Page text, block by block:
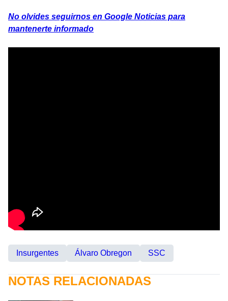
No olvides seguirnos en Google Noticias para
mantenerte informado
Insurgentes Álvaro Obregon SSC
NOTAS RELACIONADAS